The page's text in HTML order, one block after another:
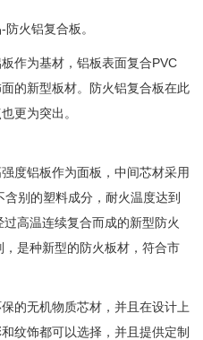
防火铝复合板。
作为基材，铝板表面复合PVC
的新型板材。防火铝复合板在此
更为突出。
度铝板作为面板，中间芯材采用
别的塑料成分，耐火温度达到
高温连续复合而成的新型防火
是种新型的防火板材，符合市
的无机物质芯材，并且在设计上
纹饰都可以选择，并且提供定制